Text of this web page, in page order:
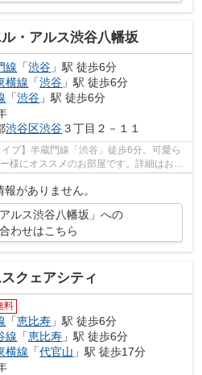
・アルス渋谷八幡坂
線 「渋谷 」駅 徒歩6分
横線 「渋谷 」駅 徒歩6分
「渋谷 」駅 徒歩6分
渋谷区渋谷３丁目２－１１
プ】半蔵門線「渋谷」徒歩6分。可愛ら
様にオススメのお部屋です。詳細はお問
がありません。
ルス渋谷八幡坂」への
わせはこちら
クェアシティ
料
「恵比寿 」駅 徒歩6分
線 「恵比寿 」駅 徒歩6分
横線 「代官山 」駅 徒歩17分